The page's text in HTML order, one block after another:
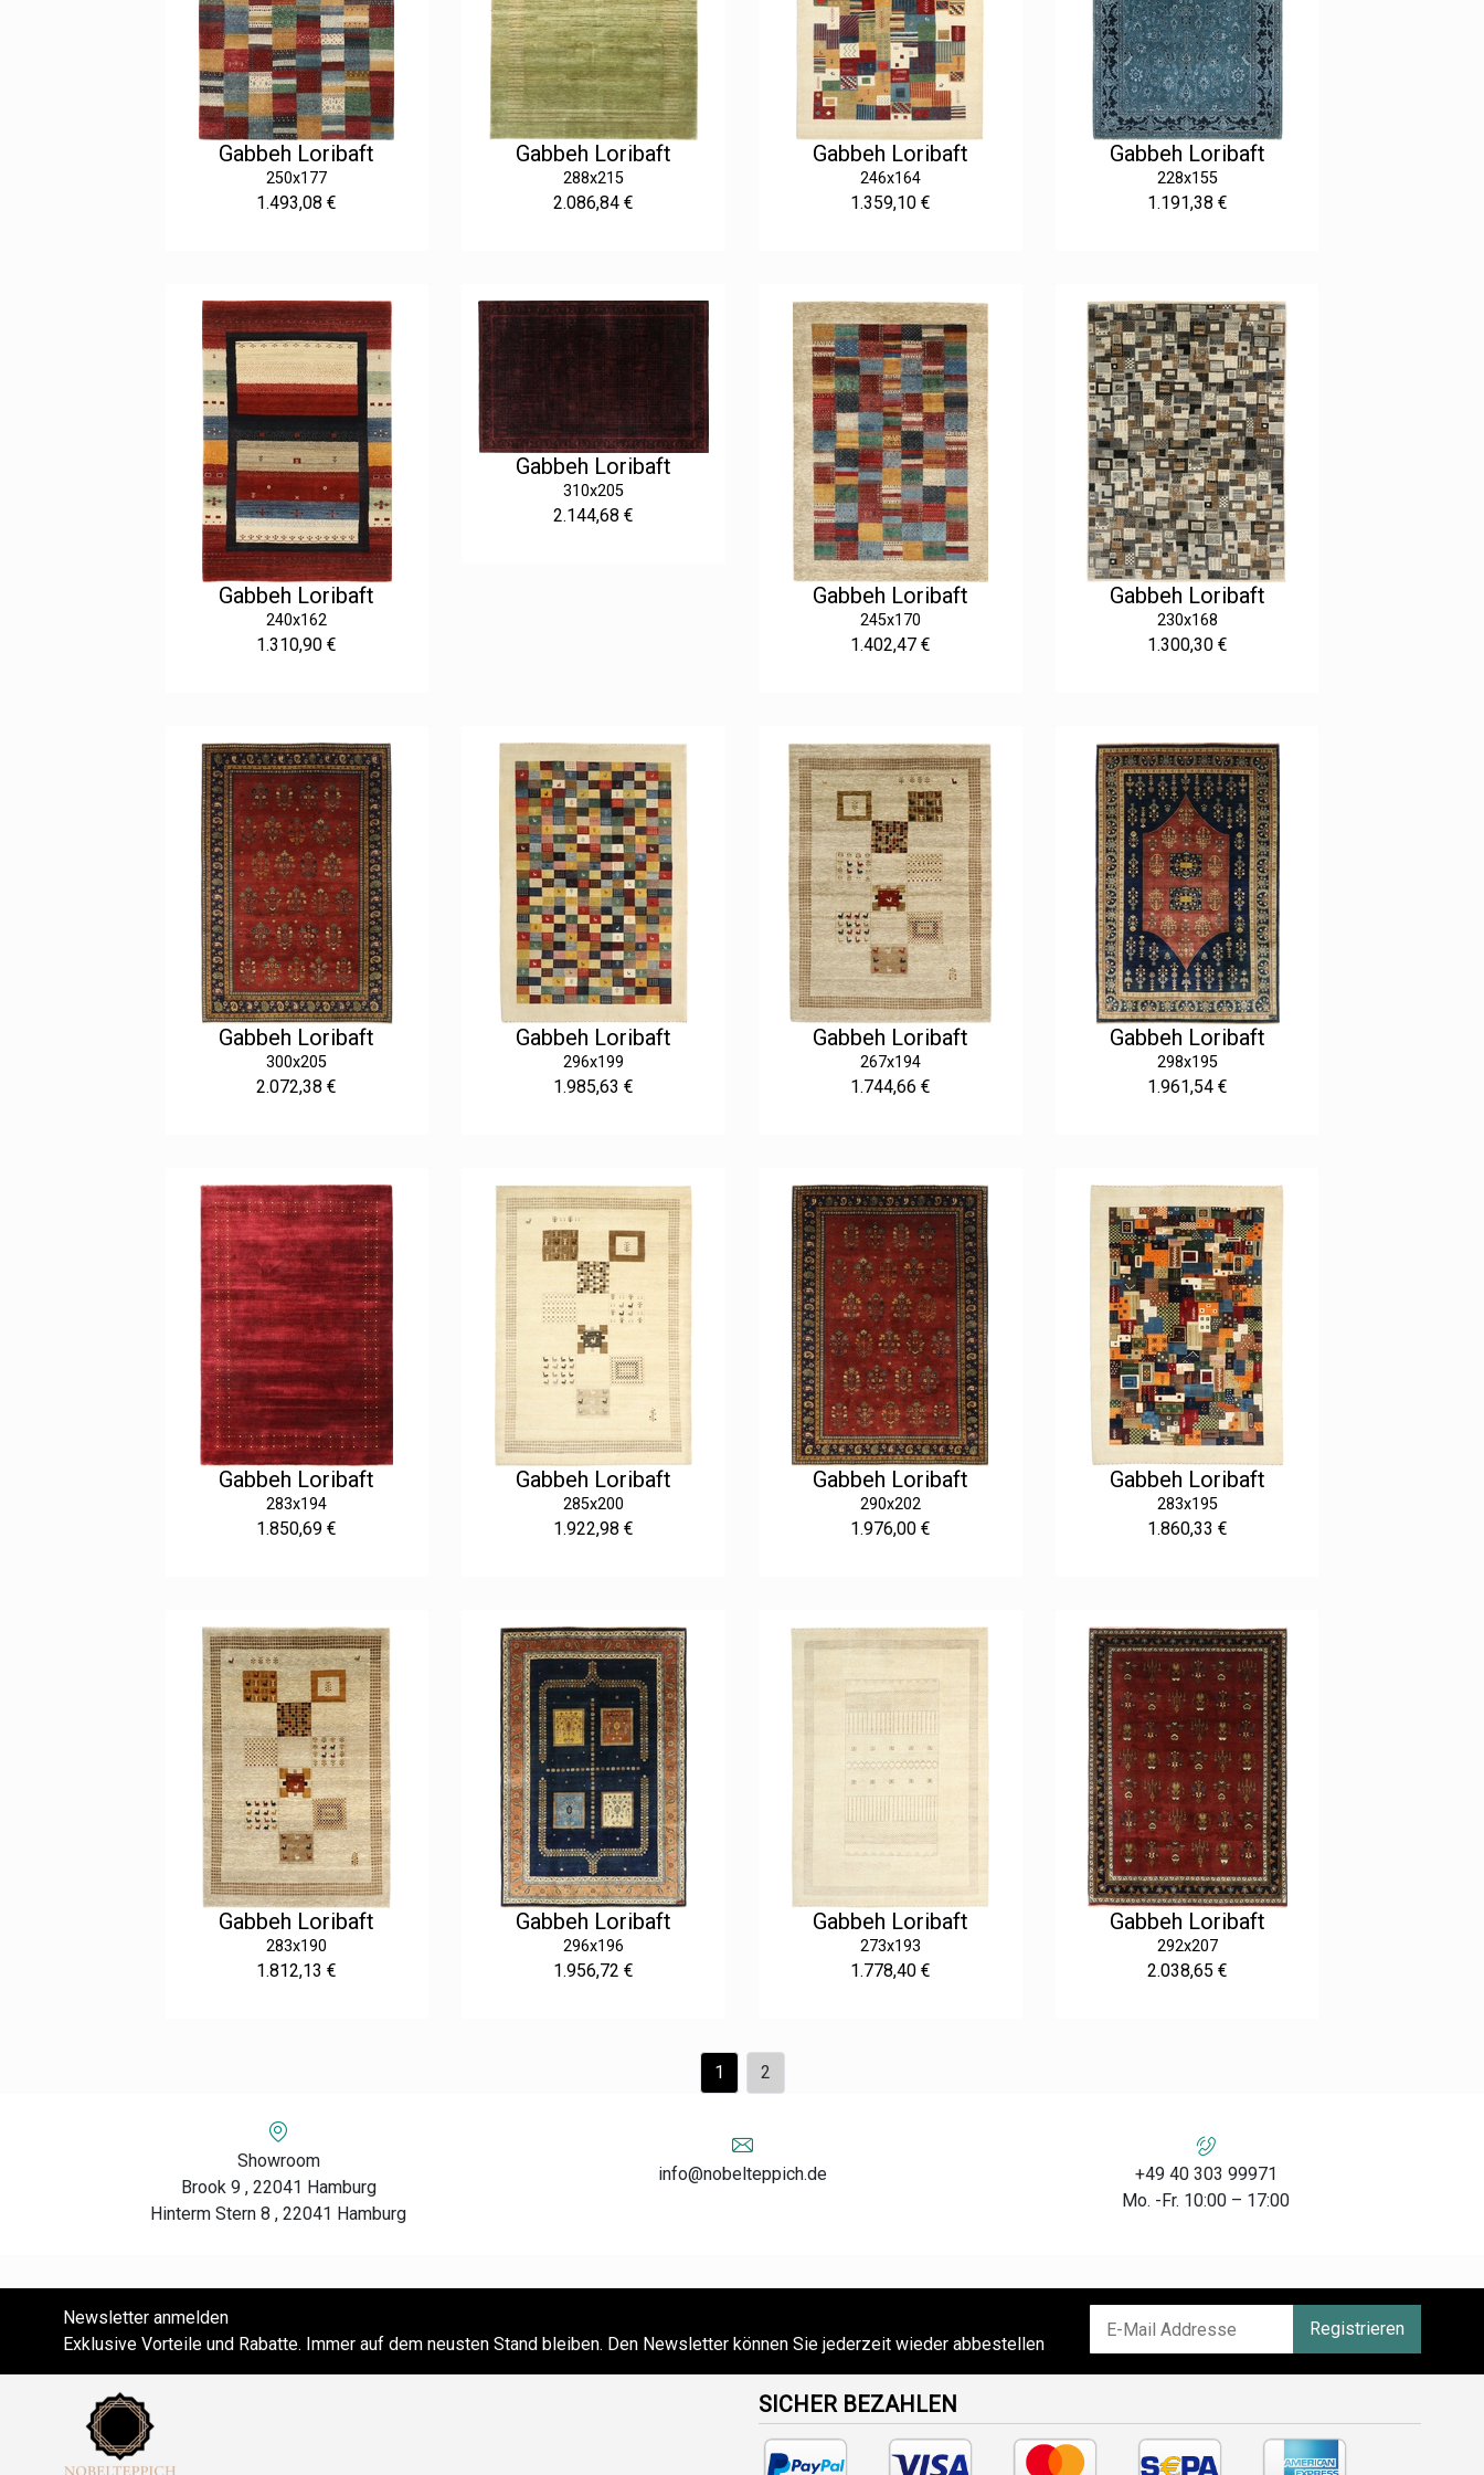
Gabbeh Loribaft
250x177
1.493,08 €
Gabbeh Loribaft
288x215
2.086,84 €
Gabbeh Loribaft
246x164
1.359,10 €
Gabbeh Loribaft
228x155
1.191,38 €
Gabbeh Loribaft
240x162
1.310,90 €
Gabbeh Loribaft
310x205
2.144,68 €
Gabbeh Loribaft
245x170
1.402,47 €
Gabbeh Loribaft
230x168
1.300,30 €
Gabbeh Loribaft
300x205
2.072,38 €
Gabbeh Loribaft
296x199
1.985,63 €
Gabbeh Loribaft
267x194
1.744,66 €
Gabbeh Loribaft
298x195
1.961,54 €
Gabbeh Loribaft
283x194
1.850,69 €
Gabbeh Loribaft
285x200
1.922,98 €
Gabbeh Loribaft
290x202
1.976,00 €
Gabbeh Loribaft
283x195
1.860,33 €
Gabbeh Loribaft
283x190
1.812,13 €
Gabbeh Loribaft
296x196
1.956,72 €
Gabbeh Loribaft
273x193
1.778,40 €
Gabbeh Loribaft
292x207
2.038,65 €
1 2
Showroom
Brook 9 , 22041 Hamburg
Hinterm Stern 8 , 22041 Hamburg
info@nobelteppich.de
+49 40 303 99971
Mo. -Fr. 10:00 – 17:00
Newsletter anmelden
Exklusive Vorteile und Rabatte. Immer auf dem neusten Stand bleiben. Den Newsletter können Sie jederzeit wieder abbestellen
Registrieren
SICHER BEZAHLEN